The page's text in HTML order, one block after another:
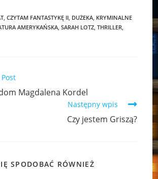
CZYTAM FANTASTYKĘ II DUŻEKA KRYMINALNE
AMERYKAŃSKA SARAH LOTZ THRILLER
Magdalena Kordel
Następny wpis
Czy jestem Griszą?
SPODOBAĆ RÓWNIEŻ